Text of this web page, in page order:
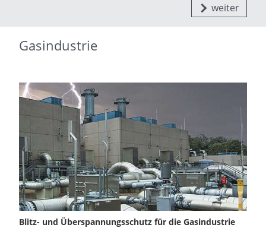
weiter
Gasindustrie
Blitz- und Überspannungsschutz für die Gasindustrie